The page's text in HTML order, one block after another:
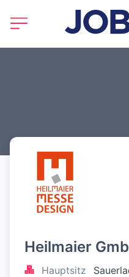
Heilmaier
Hauptsitz